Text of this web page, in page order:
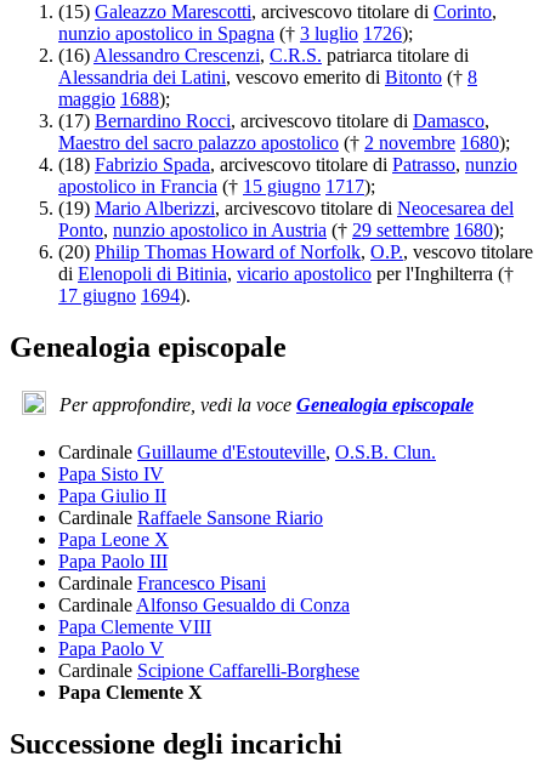
(15) Galeazzo Marescotti, arcivescovo titolare di Corinto,
nunzio apostolico in Spagna († 3 luglio 1726);
(16)Alessandro Crescenzi, C.R.S. patriarca titolare di
Alessandria dei Latini, vescovo emerito di Bitonto († 8
maggio 1688);
(17) Bernardino Rocci, arcivescovo titolare di Damasco,
Maestro del sacro palazzo apostolico († 2 novembre 1680);
(18) Fabrizio Spada, arcivescovo titolare di Patrasso, nunzio
apostolico in Francia († 15 giugno 1717);
(19) Mario Alberizzi, arcivescovo titolare di Neocesarea del
Ponto, nunzio apostolico in Austria († 29 settembre 1680);
(20) Philip Thomas Howard of Norfolk, O.P., vescovo titolare
di Elenopoli di Bitinia, vicario apostolico per l'Inghilterra (†
17 giugno 1694).
Genealogia episcopale
Per approfondire, vedi la voce Genealogia episcopale
Cardinale Guillaume d'Estouteville, O.S.B. Clun.
Papa Sisto IV
Papa Giulio II
Cardinale Raffaele Sansone Riario
Papa Leone X
Papa Paolo III
Cardinale Francesco Pisani
Cardinale Alfonso Gesualdo di Conza
Papa Clemente VIII
Papa Paolo V
Cardinale Scipione Caffarelli-Borghese
Papa Clemente X
Successione degli incarichi